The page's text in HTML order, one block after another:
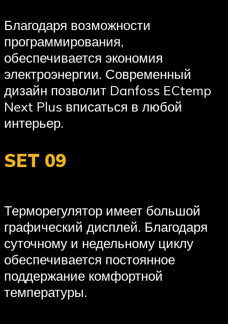
Благодаря возможности
программирования,
обеспечивается экономия
электроэнергии. Современный
дизайн позволит Danfoss ECtemp
Next Plus вписаться в любой
интерьер.
SET 09
Терморегулятор имеет большой
графический дисплей. Благодаря
суточному и недельному циклу
обеспечивается постоянное
поддержание комфортной
температуры.